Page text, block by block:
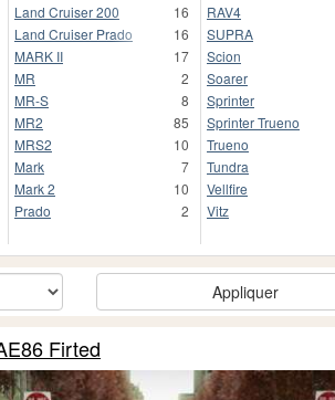
Land Cruiser 200
16
Land Cruiser Prado
16
MARK II
17
MR
2
MR-S
8
MR2
85
MRS2
10
Mark
7
Mark 2
10
Prado
2
RAV4
SUPRA
Scion
Soarer
Sprinter
Sprinter Trueno
Trueno
Tundra
Vellfire
Vitz
Appliquer
Firted